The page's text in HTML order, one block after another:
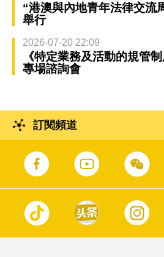
“港澳與內地青年法律交流
舉行
2026-07-20 22:09
《特定業務及活動的規管
專場諮詢會
訂閱頻道